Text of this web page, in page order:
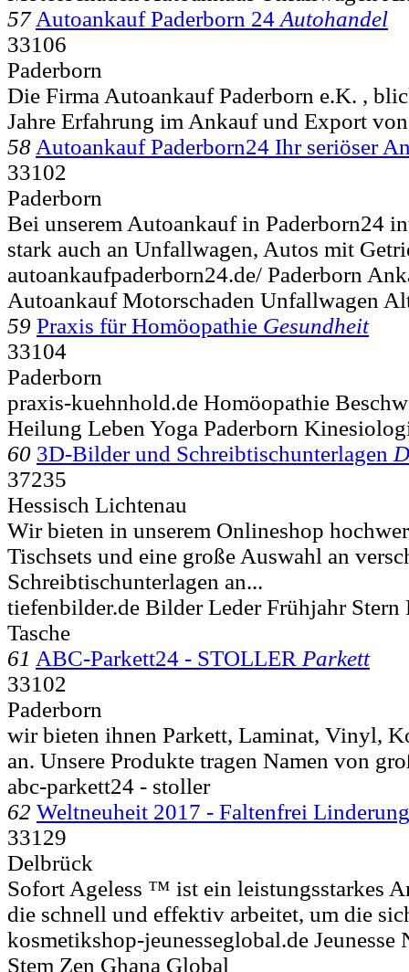
57 Autoankauf Paderborn 24 Autohandel
33106
Paderborn
Die Firma Autoankauf Paderborn e.K. ,
Jahre Erfahrung im Ankauf und Export
58 Autoankauf Paderborn24 Ihr seriöser
33102
Paderborn
Bei unserem Autoankauf in Paderborn24
stark auch an Unfallwagen, Autos mit
autoankaufpaderborn24.de/ Paderborn
Autoankauf Motorschaden Unfallwagen
59 Praxis für Homöopathie Gesundheit
33104
Paderborn
praxis-kuehnhold.de Homöopathie
Heilung Leben Yoga Paderborn
60 3D-Bilder und Schreibtischunterlagen
37235
Hessisch Lichtenau
Wir bieten in unserem Onlineshop
Tischsets und eine große Auswahl an
Schreibtischunterlagen an...
tiefenbilder.de Bilder Leder Frühjahr Stern
Tasche
61 ABC-Parkett24 - STOLLER Parkett
33102
Paderborn
wir bieten ihnen Parkett, Laminat, Vinyl,
an. Unsere Produkte tragen Namen von
abc-parkett24 - stoller
62 Weltneuheit 2017 - Faltenfrei
33129
Delbrück
Sofort Ageless ™ ist ein leistungsstarkes
die schnell und effektiv arbeitet, um die
kosmetikshop-jeunesseglobal.de
Stem Zen Ghana Global